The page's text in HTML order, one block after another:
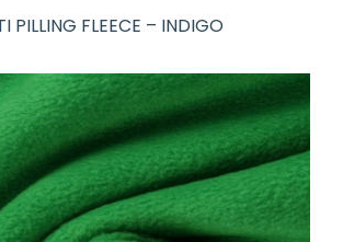
PILLING FLEECE – INDIGO